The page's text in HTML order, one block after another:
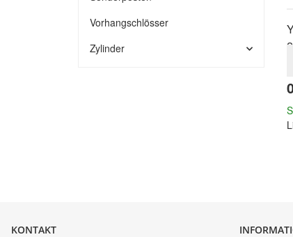
Vorhangschlösser
Zylinder
KONTAKT